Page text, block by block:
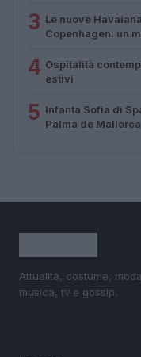
3 Le nuove
Copenhagen: un
4 Ospitalità
estivi
5 Infanta Sofia di
Palma de Mallorca
Attualità, costume,
musica, tv e gossip.